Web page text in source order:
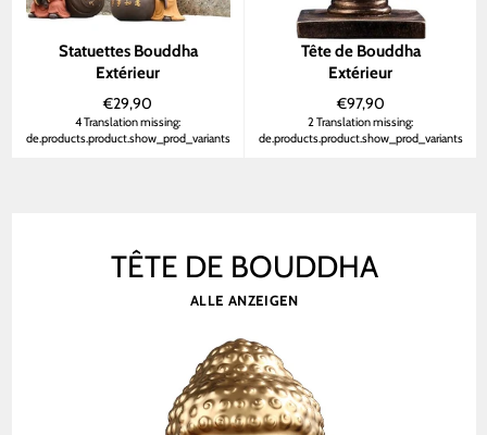
Statuettes Bouddha
Extérieur
Normaler
Preis
€29,90
4 Translation missing:
de.products.product.show_prod_variants
Tête de Bouddha
Extérieur
Normaler
Preis
€97,90
2 Translation missing:
de.products.product.show_prod_variants
TÊTE DE BOUDDHA
ALLE ANZEIGEN